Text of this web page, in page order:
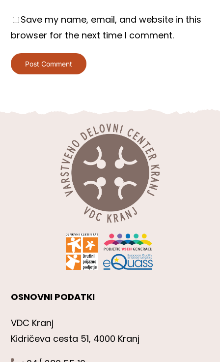
Save my name, email, and website in this
browser for the next time I comment.
OSNOVNI PODATKI
VDC Kranj
Kidričeva cesta 51, 4000 Kranj